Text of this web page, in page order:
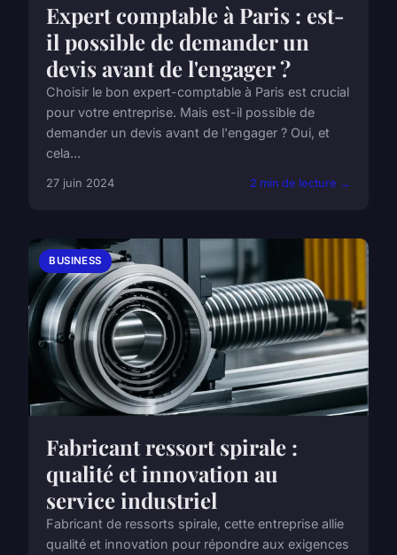
Expert comptable à Paris : est-
il possible de demander un
devis avant de l'engager ?
Choisir le bon expert-comptable à Paris est crucial
pour votre entreprise. Mais est-il possible de
demander un devis avant de l'engager ? Oui, et
cela...
27 juin 2024 2 min de lecture →
BUSINESS
Fabricant ressort spirale :
qualité et innovation au
service industriel
Fabricant de ressorts spirale, cette entreprise allie
qualité et innovation pour répondre aux exigences